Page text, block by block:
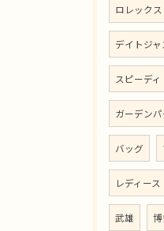
ロレックス
デイトジャ
スピーディ
ガーデンパ
バッグ
レディース
武雄